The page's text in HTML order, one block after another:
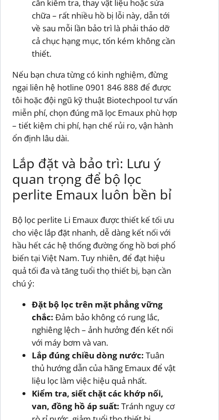
cần kiểm tra, thay vật liệu hoặc sửa
chữa – rất nhiều hồ bị lỗi này, dẫn tới
về sau mỗi lần bảo trì là phải tháo dỡ
cả chục hạng mục, tốn kém không cần
thiết.
Nếu bạn chưa từng có kinh nghiệm, đừng
ngại liên hệ hotline 0901 846 888 để được
tôi hoặc đội ngũ kỹ thuật Biotechpool tư vấn
miễn phí, chọn đúng mã lọc Emaux phù hợp
– tiết kiệm chi phí, hạn chế rủi ro, vận hành
ổn định lâu dài.
Lắp đặt và bảo trì: Lưu ý
quan trọng để bộ lọc
perlite Emaux luôn bền bỉ
Bộ lọc perlite Li Emaux được thiết kế tối ưu
cho việc lắp đặt nhanh, dễ dàng kết nối với
hầu hết các hệ thống đường ống hồ bơi phổ
biến tại Việt Nam. Tuy nhiên, để đạt hiệu
quả tối đa và tăng tuổi thọ thiết bị, bạn cần
chú ý:
Đặt bộ lọc trên mặt phẳng vững
chắc: Đảm bảo không có rung lắc,
nghiêng lệch – ảnh hưởng đến kết nối
với máy bơm và van.
Lắp đúng chiều dòng nước: Tuân
thủ hướng dẫn của hãng Emaux để vật
liệu lọc làm việc hiệu quả nhất.
Kiểm tra, siết chặt các khớp nối,
van, đồng hồ áp suất: Tránh nguy cơ